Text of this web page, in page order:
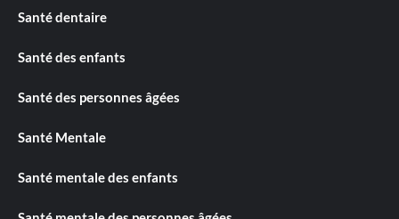
Santé dentaire
Santé des enfants
Santé des personnes âgées
Santé Mentale
Santé mentale des enfants